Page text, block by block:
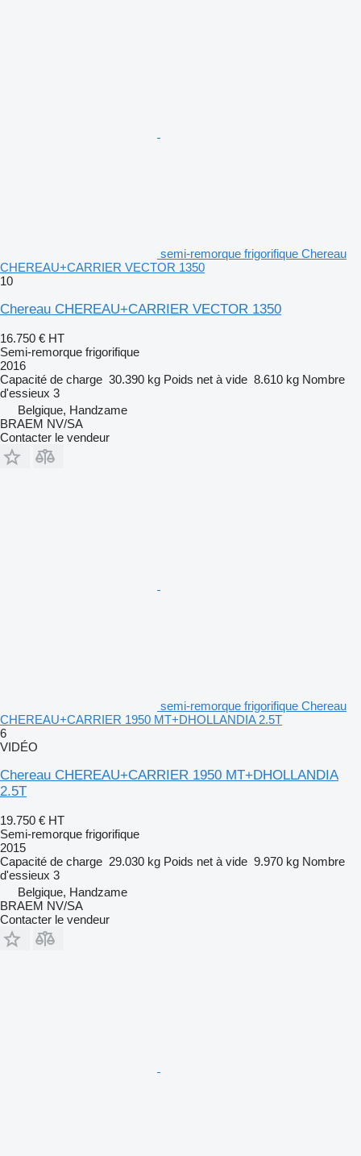
semi-remorque frigorifique Chereau
CHEREAU+CARRIER VECTOR 1350
10
Chereau CHEREAU+CARRIER VECTOR 1350
16.750 € HT
Semi-remorque frigorifique
2016
Capacité de charge 30.390 kg Poids net à vide 8.610 kg Nombre
d'essieux 3
Belgique, Handzame
BRAEM NV/SA
Contacter le vendeur
semi-remorque frigorifique Chereau
CHEREAU+CARRIER 1950 MT+DHOLLANDIA 2.5T
6
VIDÉO
Chereau CHEREAU+CARRIER 1950 MT+DHOLLANDIA
2.5T
19.750 € HT
Semi-remorque frigorifique
2015
Capacité de charge 29.030 kg Poids net à vide 9.970 kg Nombre
d'essieux 3
Belgique, Handzame
BRAEM NV/SA
Contacter le vendeur